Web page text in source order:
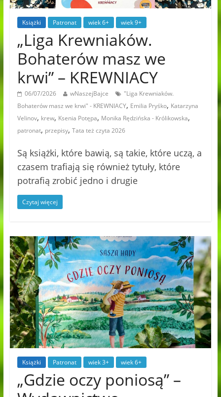
Książki Patronat wiek 6+ wiek 9+
„Liga Krewniaków.
Bohaterów masz we
krwi” – KREWNIACY
06/07/2026 wNaszejBajce
"Liga Krewniaków.
Bohaterów masz we krwi" - KREWNIACY, Emilia Pryśko, Katarzyna
Velinov, krew, Ksenia Potępa, Monika Rędzińska - Królikowska,
patronat, przepisy, Tata też czyta 2026
Są książki, które bawią, są takie, które uczą, a
czasem trafiają się również tytuły, które
potrafią zrobić jedno i drugie
Czytaj więcej
Książki Patronat wiek 3+ wiek 6+
„Gdzie oczy poniosą” –